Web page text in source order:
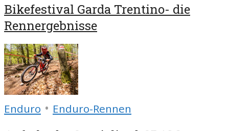
Bikefestival Garda Trentino- die
Rennergebnisse
Enduro • Enduro-Rennen